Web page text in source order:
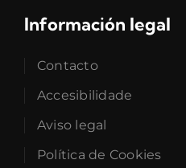
Información legal
Contacto
Accesibilidade
Aviso legal
Política de Cookies